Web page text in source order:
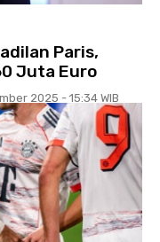
Paris,
Juta Euro
2025 - 15:34 WIB